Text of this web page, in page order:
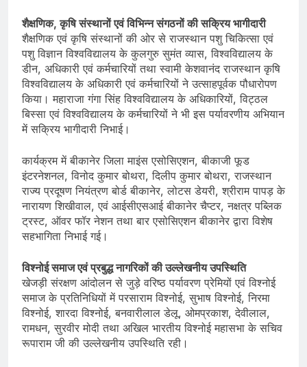
शैक्षणिक, कृषि संस्थानों एवं विभिन्न संगठनों की सक्रिय भागीदारी
शैक्षणिक एवं कृषि संस्थानों की ओर से राजस्थान पशु चिकित्सा एवं
पशु विज्ञान विश्वविद्यालय के कुलगुरु सुमंत व्यास, विश्वविद्यालय के
डीन, अधिकारी एवं कर्मचारियों तथा स्वामी केशवानंद राजस्थान कृषि
विश्वविद्यालय के अधिकारी एवं कर्मचारियों ने उत्साहपूर्वक पौधारोपण
किया। महाराजा गंगा सिंह विश्वविद्यालय के अधिकारियों, विट्ठल
बिस्सा एवं विश्वविद्यालय के कर्मचारियों ने भी इस पर्यावरणीय अभियान
में सक्रिय भागीदारी निभाई।
कार्यक्रम में बीकानेर जिला माइंस एसोसिएशन, बीकाजी फूड
इंटरनेशनल, विनोद कुमार बोथरा, दिलीप कुमार बोथरा, राजस्थान
राज्य प्रदूषण नियंत्रण बोर्ड बीकानेर, लोटस डेयरी, श्रीराम पापड़ के
नारायण शिखीवाल, एवं आईसीएसआई बीकानेर चैप्टर, नक्षत्र पब्लिक
ट्रस्ट, ऑवर फॉर नेशन तथा बार एसोसिएशन बीकानेर द्वारा विशेष
सहभागिता निभाई गई।
विश्नोई समाज एवं प्रबुद्ध नागरिकों की उल्लेखनीय उपस्थिति
खेजड़ी संरक्षण आंदोलन से जुड़े वरिष्ठ पर्यावरण प्रेमियों एवं विश्नोई
समाज के प्रतिनिधियों में परसाराम विश्नोई, सुभाष विश्नोई, निरमा
विश्नोई, शारदा विश्नोई, बनवारीलाल डेलू, ओमप्रकाश, देवीलाल,
रामधन, सुरवीर मोदी तथा अखिल भारतीय विश्नोई महासभा के सचिव
रूपाराम जी की उल्लेखनीय उपस्थिति रही।